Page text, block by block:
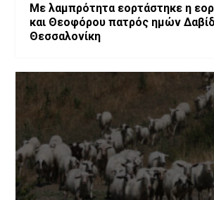
Με λαμπρότητα εορτάστηκε η
και Θεοφόρου πατρός ημών
Θεσσαλονίκη